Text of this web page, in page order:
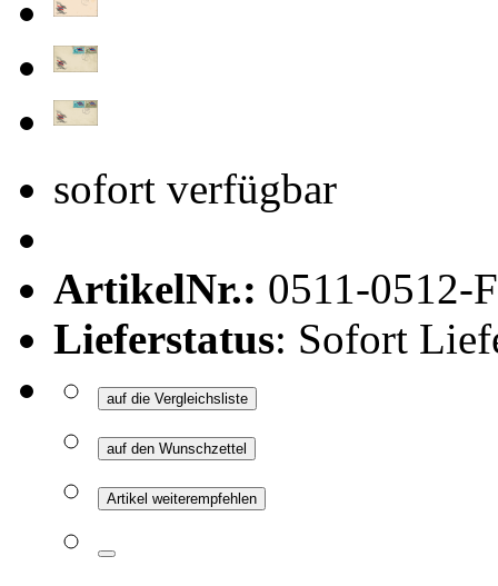
sofort verfügbar
ArtikelNr.: 0511-0512-
Lieferstatus: Sofort
auf die Vergleichsliste
auf den Wunschzettel
Artikel weiterempfehlen